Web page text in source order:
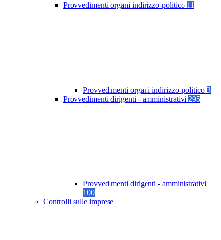
Provvedimenti organi indirizzo-politico 11
Provvedimenti organi indirizzo-politico 3
Provvedimenti dirigenti - amministrativi 295
Provvedimenti dirigenti - amministrativi
100
Controlli sulle imprese